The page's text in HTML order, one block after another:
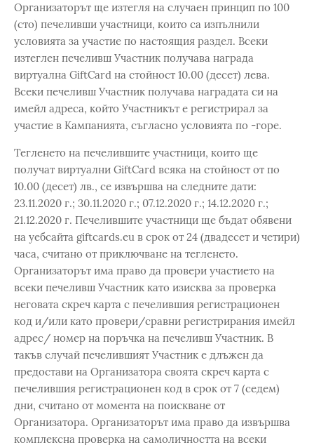
Организаторът ще изтегля на случаен принцип по 100
(сто) печеливши участници, които са изпълнили
условията за участие по настоящия раздел. Всеки
изтеглен печеливш Участник получава награда
виртуална GiftCard на стойност 10.00 (десет) лева.
Всеки печеливш Участник получава наградата си на
имейл адреса, който Участникът е регистрирал за
участие в Кампанията, съгласно условията по -горе.
Тегленето на печелившите участници, които ще
получат виртуални GiftCard всяка на стойност от по
10.00 (десет) лв., се извършва на следните дати:
23.11.2020 г.; 30.11.2020 г.; 07.12.2020 г.; 14.12.2020 г.;
21.12.2020 г. Печелившите участници ще бъдат обявени
на уебсайта giftcards.eu в срок от 24 (двадесет и четири)
часа, считано от приключване на тегленето.
Организаторът има право да провери участието на
всеки печеливш Участник като изисква за проверка
неговата скреч карта с печелившия регистрационен
код и/или като провери/сравни регистрирания имейл
адрес/ номер на поръчка на печеливш Участник. В
такъв случай печелившият Участник е длъжен да
предостави на Организатора своята скреч карта с
печелившия регистрационен код в срок от 7 (седем)
дни, считано от момента на поискване от
Организатора. Организаторът има право да извършва
комплексна проверка на самоличността на всеки